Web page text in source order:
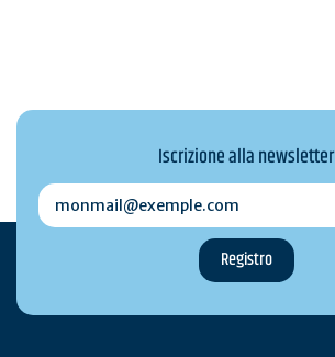
Iscrizione alla newsletter
monmail@exemple.com